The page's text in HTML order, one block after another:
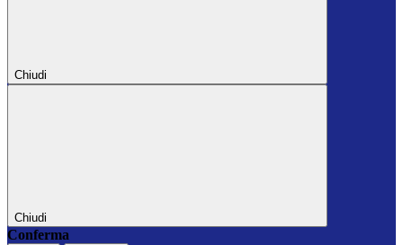
Chiudi
Chiudi
Conferma